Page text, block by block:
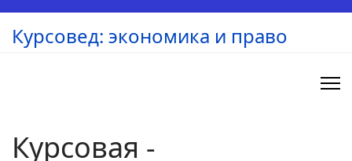
Курсовед: экономика и право
Курсовая -